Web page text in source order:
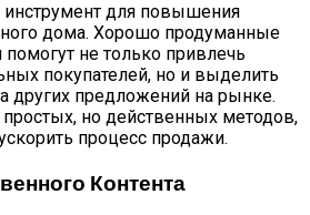
для повышения
дома. Хорошо продуманные
не только привлечь
покупателей, но и выделить
других предложений на рынке.
но действенных методов,
процесс продажи.
Контента